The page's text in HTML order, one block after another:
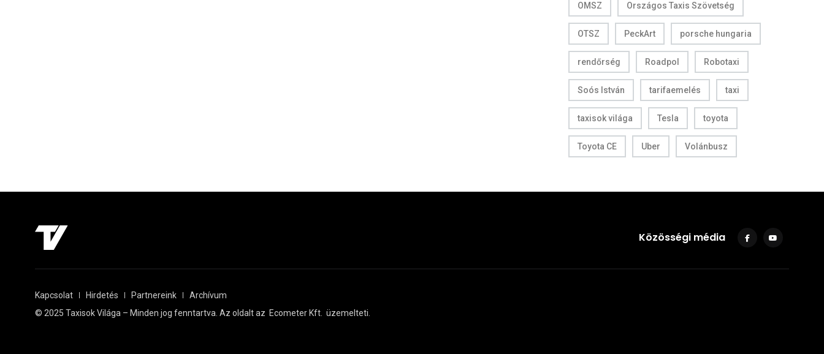
OMSZ Országos Taxis Szövetség
OTSZ PeckArt porsche hungaria
rendőrség Roadpol Robotaxi
Soós István tarifaemelés taxi
taxisok világa Tesla toyota
Toyota CE Uber Volánbusz
Közösségi média
Kapcsolat Hirdetés Partnereink
Archívum
© 2025 Taxisok Világa – Minden jog fenntartva. Az oldalt az Ecometer Kft. üzemelteti.